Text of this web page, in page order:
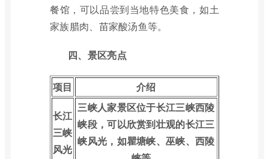
餐馆，可以品尝到当地特色美食，如土
家族腊肉、苗家酸汤鱼等。
四、景区亮点
项目 介绍
长江
三峡
风光
三峡人家景区位于长江三峡西陵
峡段，可以欣赏到壮观的长江三
峡风光，如瞿塘峡、巫峡、西陵